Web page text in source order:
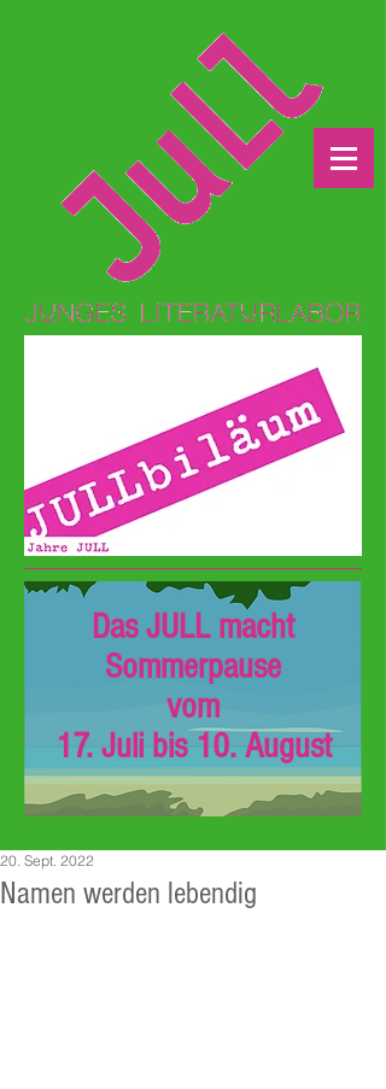
Das JULL macht
Sommerpause
vom
17. Juli bis 10. August
Namen werden lebendig
20. Sept. 2022